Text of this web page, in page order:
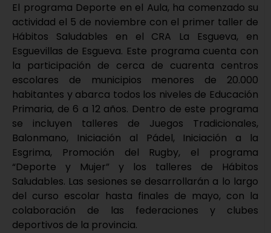
El programa Deporte en el Aula, ha comenzado su
actividad el 5 de noviembre con el primer taller de
Hábitos Saludables en el CRA La Esgueva, en
Esguevillas de Esgueva. Este programa cuenta con
la participación de cerca de cuarenta centros
escolares de municipios menores de 20.000
habitantes y abarca todos los niveles de Educación
Primaria, de 6 a 12 años. Dentro de este programa
se incluyen talleres de Juegos Tradicionales,
Balonmano, Iniciación al Pádel, Iniciación a la
Esgrima, Promoción del Rugby, el programa
“Deporte y Mujer” y los talleres de Hábitos
Saludables. Las sesiones se desarrollarán a lo largo
del curso escolar hasta finales de mayo, con la
colaboración de las federaciones y clubes
deportivos de la provincia.